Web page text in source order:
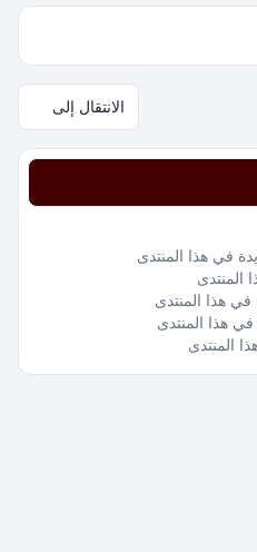
الانتقال إلى
في هذا المنتدى
المنتدى
هذا المنتدى
هذا المنتدى
المنتدى